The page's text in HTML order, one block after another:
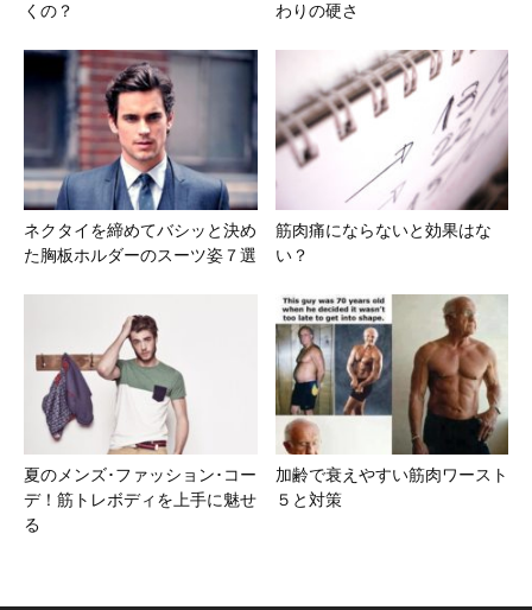
くの？
わりの硬さ
ネクタイを締めてバシッと決め
た胸板ホルダーのスーツ姿７選
筋肉痛にならないと効果はな
い？
夏のメンズ･ファッション･コー
デ！筋トレボディを上手に魅せ
る
加齢で衰えやすい筋肉ワースト
５と対策